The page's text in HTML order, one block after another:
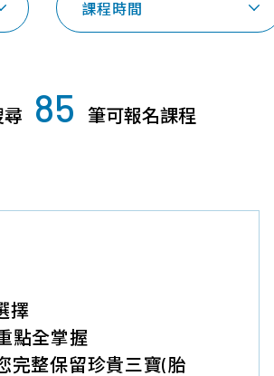
課程時間
85 筆可報名課程
擇
點全掌握
完整保留珍貴三寶(胎
品質保證
年度細胞活性檢
常見問題